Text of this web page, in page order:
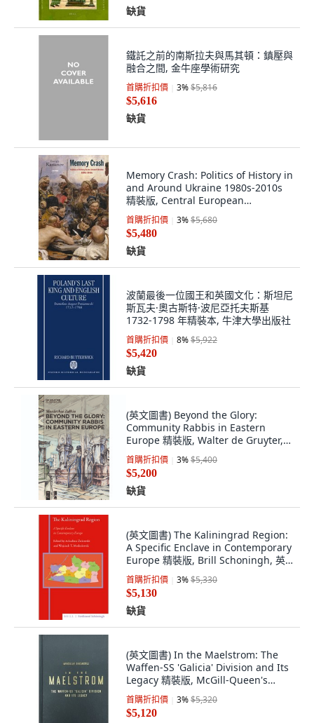
缺貨
鐵託之前的南斯拉夫與馬其頓：鎮壓與
融合之間, 金牛座學術研究
首購折扣價 3%$5,816
$5,616
缺貨
Memory Crash: Politics of History in
and Around Ukraine 1980s-2010s
精裝版, Central European
University..., 英文
首購折扣價 3%$5,680
$5,480
缺貨
波蘭最後一位國王和英國文化：斯坦尼
斯瓦夫·奧古斯特·波尼亞托夫斯基
1732-1798 年精裝本, 牛津大學出版社
首購折扣價 8%$5,922
$5,420
缺貨
(英文圖書) Beyond the Glory:
Community Rabbis in Eastern
Europe 精裝版, Walter de Gruyter,
英文
首購折扣價 3%$5,400
$5,200
缺貨
(英文圖書) The Kaliningrad Region:
A Specific Enclave in Contemporary
Europe 精裝版, Brill Schoningh, 英
文
首購折扣價 3%$5,330
$5,130
缺貨
(英文圖書) In the Maelstrom: The
Waffen-SS 'Galicia' Division and Its
Legacy 精裝版, McGill-Queen's
University P..., 英文
首購折扣價 3%$5,320
$5,120